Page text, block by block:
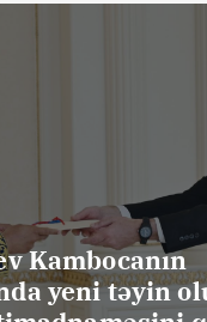
Braziliyanın
yeni təyin